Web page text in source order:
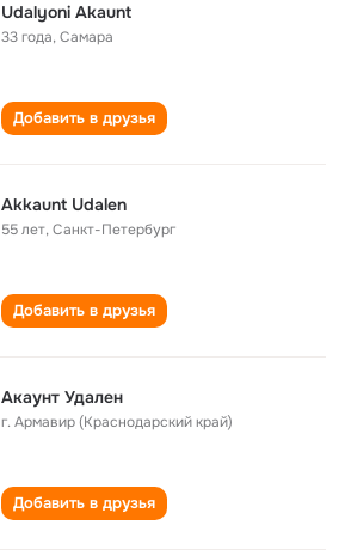
Udalyoni Akaunt
33 года,Самара
Добавить в друзья
Akkaunt Udalen
55 лет,Санкт-Петербург
Добавить в друзья
Акаунт Удален
г. Армавир (Краснодарский край)
Добавить в друзья